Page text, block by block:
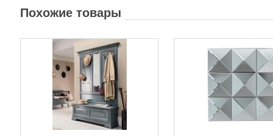
Похожие товары